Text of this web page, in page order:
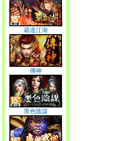
霸道江湖
傳神
黑色陰謀